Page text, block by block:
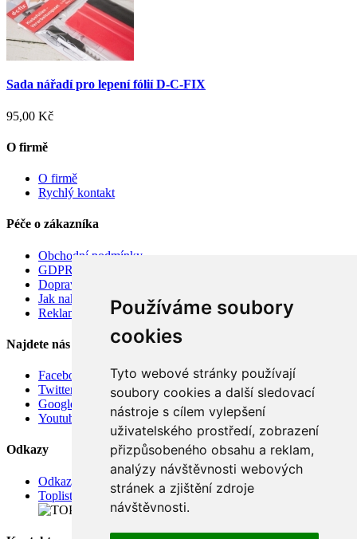
Používáme soubory
cookies
Tyto webové stránky používají
soubory cookies a další sledovací
nástroje s cílem vylepšení
uživatelského prostředí, zobrazení
přizpůsobeného obsahu a reklam,
analýzy návštěvnosti webových
stránek a zjištění zdroje
návštěvnosti.
Sada nářadí pro lepení fólií D-C-FIX
95,00 Kč
O firmě
O firmě
Rychlý kontakt
Péče o zákazníka
Obchodní podmínky
GDPR
Doprava
Jak nakupovat
Reklamace
Najdete nás
Facebook
Twitter
Google
Youtube
Odkazy
Odkazy
Toplist